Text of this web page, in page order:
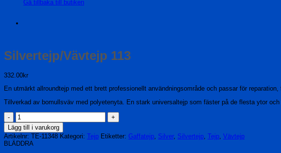
Gå tillbaka till butiken
Silvertejp/Vävtejp 113
332.00kr
En utmärkt allroundtejp med ett brett professionellt användningsområde och passar för
Tillverkad av bomullsväv med polyetenyta. En stark universaltejp som fäster på de flesta ytor
Silvertejp/Vävtejp
113
mängd
Lägg till i varukorg
Artikelnr: TE-11348 Kategori: Tejp Etiketter: Gaffatejp, Silver, Silvertejp, Tejp, Vävtejp
BLÄDDRA